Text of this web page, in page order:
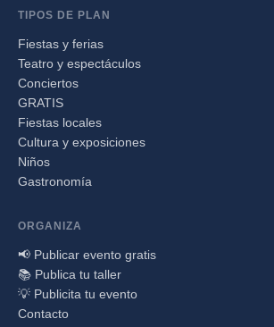
TIPOS DE PLAN
Fiestas y ferias
Teatro y espectáculos
Conciertos
GRATIS
Fiestas locales
Cultura y exposiciones
Niños
Gastronomía
ORGANIZA
📢 Publicar evento gratis
📚 Publica tu taller
💡 Publicita tu evento
Contacto